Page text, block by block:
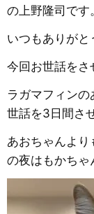
の上野隆司です。
いつもありがと
今回お世話をさ
ラガマフィン
世話を3日間さ
あおちゃんより
の夜はもかちゃ